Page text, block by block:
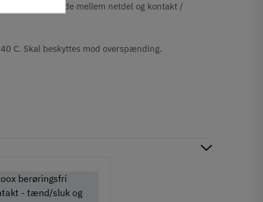
ledningslængde mellem netdel og kontakt /
C. Skal beskyttes mod overspænding.